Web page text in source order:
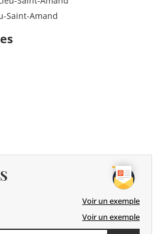
Saint-Amand
Voir un exemple
Voir un exemple